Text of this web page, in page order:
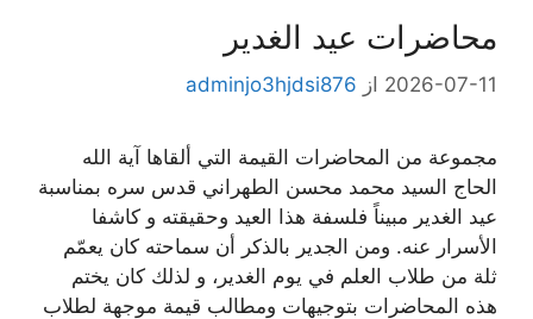
محاضرات عيد الغدير
2026-07-11 از adminjo3hjdsi876
مجموعة من المحاضرات القيمة التي ألقاها آية الله
الحاج السيد محمد محسن الطهراني قدس سره بمناسبة
عيد الغدير مبيناً فلسفة هذا العيد وحقيقته و كاشفا
الأسرار عنه. ومن الجدير بالذكر أن سماحته كان يعمّم
ثلة من طلاب العلم في يوم الغدير، و لذلك كان يختم
هذه المحاضرات بتوجيهات ومطالب قيمة موجهة لطلاب